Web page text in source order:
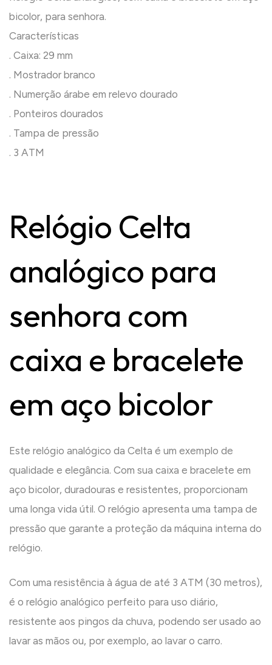
bicolor, para senhora.
Características
. Caixa: 29 mm
. Mostrador branco
. Numerção árabe em relevo dourado
. Ponteiros dourados
. Tampa de pressão
. 3 ATM
Relógio Celta
analógico para
senhora com
caixa e bracelete
em aço bicolor
Este relógio analógico da Celta é um exemplo de
qualidade e elegância. Com sua caixa e bracelete em
aço bicolor, duradouras e resistentes, proporcionam
uma longa vida útil. O relógio apresenta uma tampa de
pressão que garante a proteção da máquina interna do
relógio.
Com uma resistência à água de até 3 ATM (30 metros),
é o relógio analógico perfeito para uso diário,
resistente aos pingos da chuva, podendo ser usado ao
lavar as mãos ou, por exemplo, ao lavar o carro.